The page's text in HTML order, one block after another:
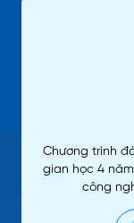
Chương trình
gian học 4
công